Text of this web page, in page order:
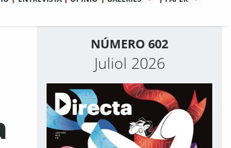
NÚMERO 602
Juliol 2026